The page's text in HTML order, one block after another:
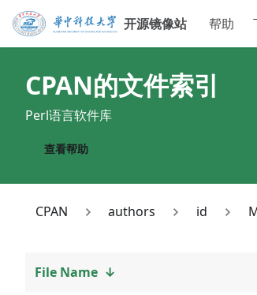
开源镜像站 帮助
CPAN的文件索引
Perl语言软件库
查看帮助
CPAN authors id
File Name ↓